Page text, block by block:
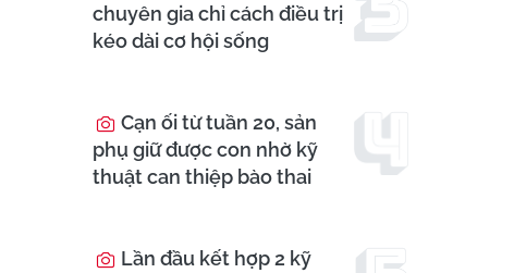
chuyên gia chỉ cách điều trị
kéo dài cơ hội sống
Cạn ối từ tuần 20, sản
phụ giữ được con nhờ kỹ
thuật can thiệp bào thai
Lần đầu kết hợp 2 kỹ